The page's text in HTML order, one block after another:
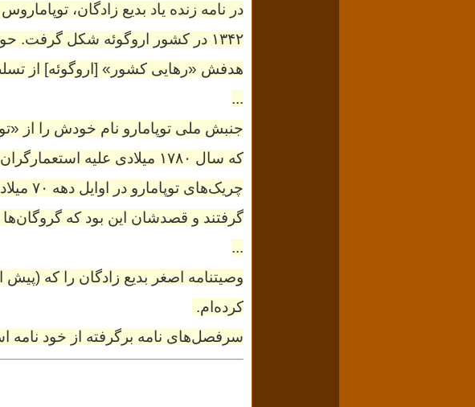
در نامه زنده یاد بدیع زادگان، توپاماروس
۱۳۴۲ در کشور اروگوئه شکل گرفت. حوزه فعالیت توپاماروس نیز،
هدفش «رهایی کشور» [اروگوئه] از
...
که سال ۱۷۸۰ میلادی علیه استعمارگران اسپانیایی مبارزه می‌کرد.
گرفتند و قصدشان این بود که گروگان‌ها را با ۱۵۰ تن از یارانشان که در زندان بودند
...
کرده‌ام.
سرفصل‌های نامه برگرفته از خود نامه‌